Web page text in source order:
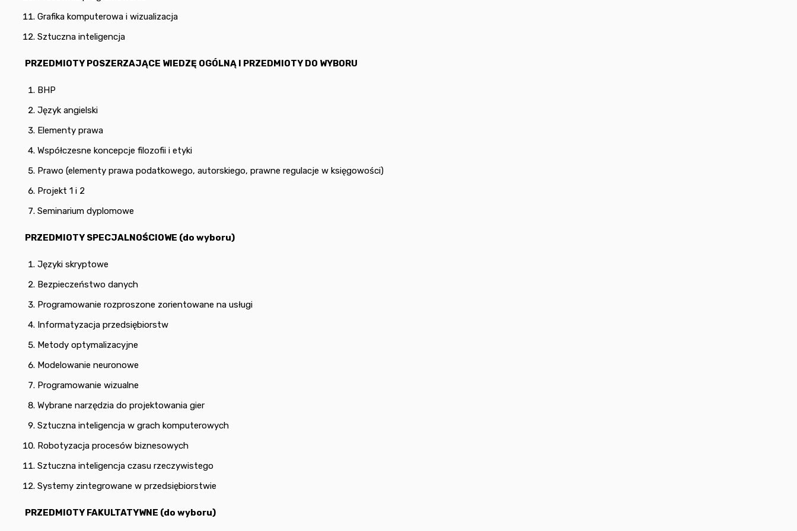
Grafika komputerowa i wizualizacja
Sztuczna inteligencja
PRZEDMIOTY POSZERZAJĄCE WIEDZĘ OGÓLNĄ I PRZEDMIOTY DO WYBORU
BHP
Język angielski
Elementy prawa
Współczesne koncepcje filozofii i etyki
Prawo (elementy prawa podatkowego, autorskiego, prawne regulacje w księgowości)
Projekt 1 i 2
Seminarium dyplomowe
PRZEDMIOTY SPECJALNOŚCIOWE (do wyboru)
Języki skryptowe
Bezpieczeństwo danych
Programowanie rozproszone zorientowane na usługi
Informatyzacja przedsiębiorstw
Metody optymalizacyjne
Modelowanie neuronowe
Programowanie wizualne
Wybrane narzędzia do projektowania gier
Sztuczna inteligencja w grach komputerowych
Robotyzacja procesów biznesowych
Sztuczna inteligencja czasu rzeczywistego
Systemy zintegrowane w przedsiębiorstwie
PRZEDMIOTY FAKULTATYWNE (do wyboru)